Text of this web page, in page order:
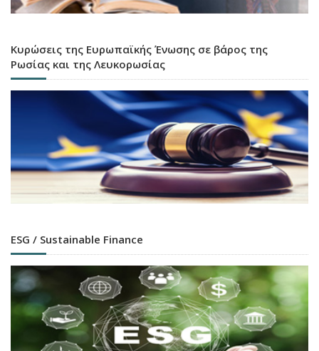
Κυρώσεις της Ευρωπαϊκής Ένωσης σε βάρος της
Ρωσίας και της Λευκορωσίας
ESG / Sustainable Finance